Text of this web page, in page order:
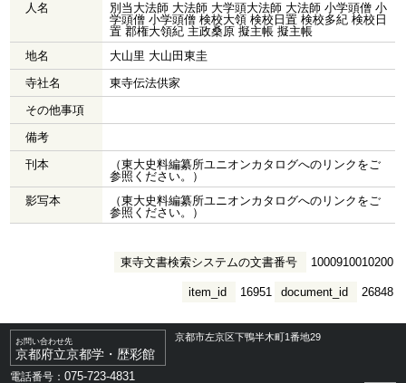
人名
別当大法師 大法師 大学頭大法師 大法師 小学頭僧 小
学頭僧 小学頭僧 検校大領 検校日置 検校多紀 検校日
置 郡権大領紀 主政桑原 擬主帳 擬主帳
地名
大山里 大山田東圭
寺社名
東寺伝法供家
その他事項
備考
刊本
（東大史料編纂所ユニオンカタログへのリンクをご
参照ください。）
影写本
（東大史料編纂所ユニオンカタログへのリンクをご
参照ください。）
東寺文書検索システムの文書番号 1000910010200
document_id 26848
item_id 16951
お問い合わせ先
京都府立京都学・歴彩館
京都市左京区下鴨半木町1番地29
電話番号：075-723-4831